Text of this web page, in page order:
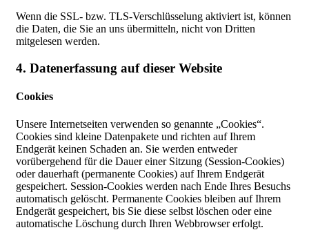
Wenn die SSL- bzw. TLS-Verschlüsselung aktiviert ist, können
die Daten, die Sie an uns übermitteln, nicht von Dritten
mitgelesen werden.
4. Datenerfassung auf dieser Website
Cookies
Unsere Internetseiten verwenden so genannte „Cookies“.
Cookies sind kleine Datenpakete und richten auf Ihrem
Endgerät keinen Schaden an. Sie werden entweder
vorübergehend für die Dauer einer Sitzung (Session-Cookies)
oder dauerhaft (permanente Cookies) auf Ihrem Endgerät
gespeichert. Session-Cookies werden nach Ende Ihres Besuchs
automatisch gelöscht. Permanente Cookies bleiben auf Ihrem
Endgerät gespeichert, bis Sie diese selbst löschen oder eine
automatische Löschung durch Ihren Webbrowser erfolgt.